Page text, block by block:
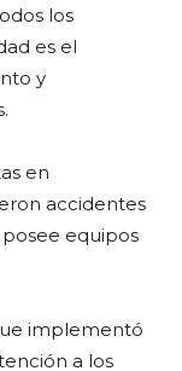
los
es el
y
en
accidentes
equipos
implementó
a los